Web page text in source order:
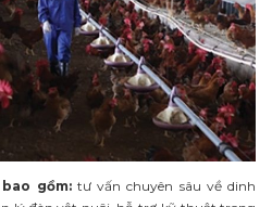
gồm:tư vấn chuyên sâu về dinh